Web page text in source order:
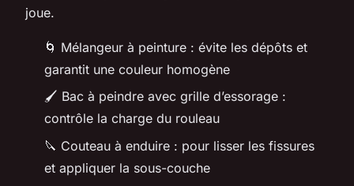
joue.
🌀 Mélangeur à peinture : évite les dépôts et
garantit une couleur homogène
🖌️ Bac à peindre avec grille d’essorage :
contrôle la charge du rouleau
🔪 Couteau à enduire : pour lisser les fissures
et appliquer la sous-couche